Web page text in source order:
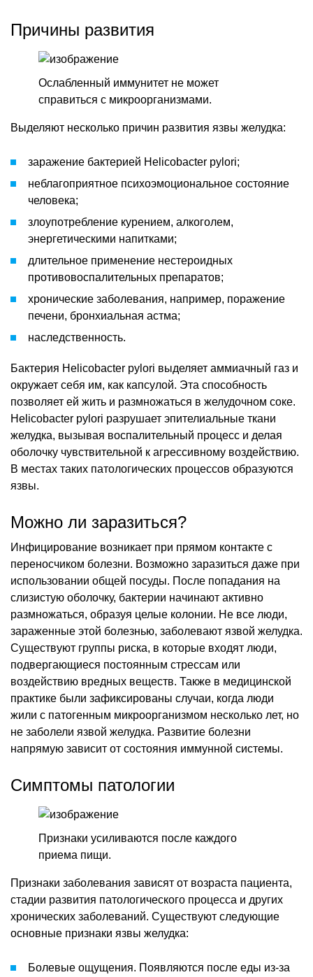
Причины развития
Ослабленный иммунитет не может
справиться с микроорганизмами.
Выделяют несколько причин развития язвы желудка:
заражение бактерией Helicobacter pylori;
неблагоприятное психоэмоциональное состояние
человека;
злоупотребление курением, алкоголем,
энергетическими напитками;
длительное применение нестероидных
противовоспалительных препаратов;
хронические заболевания, например, поражение
печени, бронхиальная астма;
наследственность.
Бактерия Helicobacter pylori выделяет аммиачный газ и
окружает себя им, как капсулой. Эта способность
позволяет ей жить и размножаться в желудочном соке.
Helicobacter pylori разрушает эпителиальные ткани
желудка, вызывая воспалительный процесс и делая
оболочку чувствительной к агрессивному воздействию.
В местах таких патологических процессов образуются
язвы.
Можно ли заразиться?
Инфицирование возникает при прямом контакте с
переносчиком болезни. Возможно заразиться даже при
использовании общей посуды. После попадания на
слизистую оболочку, бактерии начинают активно
размножаться, образуя целые колонии. Не все люди,
зараженные этой болезнью, заболевают язвой желудка.
Существуют группы риска, в которые входят люди,
подвергающиеся постоянным стрессам или
воздействию вредных веществ. Также в медицинской
практике были зафиксированы случаи, когда люди
жили с патогенным микроорганизмом несколько лет, но
не заболели язвой желудка. Развитие болезни
напрямую зависит от состояния иммунной системы.
Симптомы патологии
Признаки усиливаются после каждого
приема пищи.
Признаки заболевания зависят от возраста пациента,
стадии развития патологического процесса и других
хронических заболеваний. Существуют следующие
основные признаки язвы желудка:
Болевые ощущения. Появляются после еды из-за